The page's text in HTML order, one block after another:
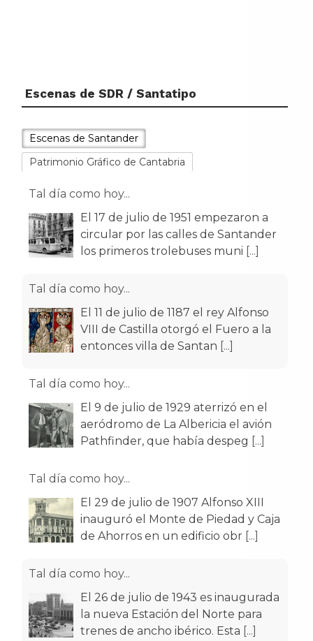
Escenas de SDR / Santatipo
Escenas de Santander
Patrimonio Gráfico de Cantabria
Tal día como hoy...
El 17 de julio de 1951 empezaron a
circular por las calles de Santander
los primeros trolebuses muni [...]
Tal día como hoy...
El 11 de julio de 1187 el rey Alfonso
VIII de Castilla otorgó el Fuero a la
entonces villa de Santan [...]
Tal día como hoy...
El 9 de julio de 1929 aterrizó en el
aeródromo de La Albericia el avión
Pathfinder, que había despeg [...]
Tal día como hoy...
El 29 de julio de 1907 Alfonso XIII
inauguró el Monte de Piedad y Caja
de Ahorros en un edificio obr [...]
Tal día como hoy...
El 26 de julio de 1943 es inaugurada
la nueva Estación del Norte para
trenes de ancho ibérico. Esta [...]